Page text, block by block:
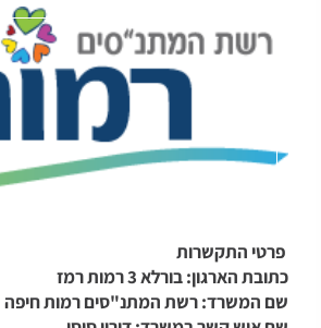
פרטי התקשרות
כתובת הארגון: בורלא 3 רמות רמז
שם המשרד: רשת המתנ"סים רמות חיפה